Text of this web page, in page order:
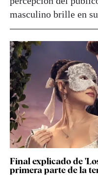
masculino brille en
Final explicado de
primera parte de la